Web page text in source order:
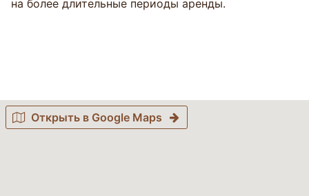
на более длительные периоды аренды.
Открыть в Google Maps